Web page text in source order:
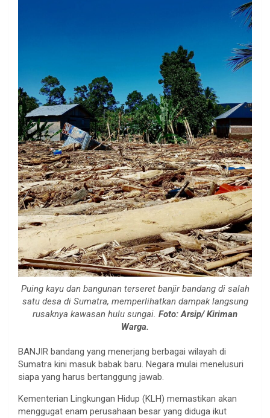
Pu­ing kayu dan bangunan terseret banjir bandang di salah
satu desa di Sumatra, memperlihatkan dampak langsung
rusaknya kawasan hulu sungai. Foto: Arsip/ Kiriman
Warga.
BANJIR bandang yang menerjang berbagai wilayah di
Sumatra kini masuk babak baru. Negara mulai menelusuri
siapa yang harus bertanggung jawab.
Kementerian Lingkungan Hidup (KLH) memastikan akan
menggugat enam perusahaan besar yang diduga ikut